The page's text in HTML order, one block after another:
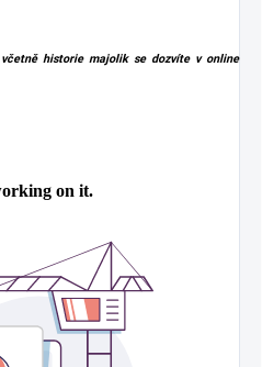
včetně historie majolik se dozvíte v online